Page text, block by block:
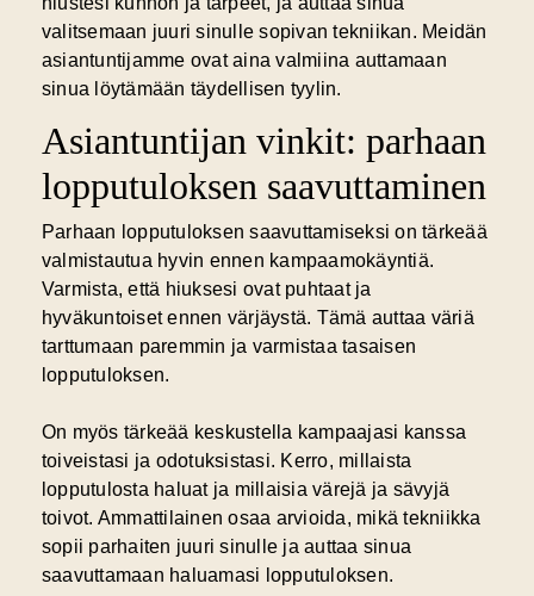
valitsemaan juuri sinulle sopivan tekniikan. Meidän
asiantuntijamme ovat aina valmiina auttamaan
sinua löytämään täydellisen tyylin.
Asiantuntijan vinkit: parhaan
lopputuloksen saavuttaminen
Parhaan lopputuloksen saavuttamiseksi on tärkeää
valmistautua hyvin ennen kampaamokäyntiä.
Varmista, että hiuksesi ovat puhtaat ja
hyväkuntoiset ennen värjäystä. Tämä auttaa väriä
tarttumaan paremmin ja varmistaa tasaisen
lopputuloksen.
On myös tärkeää keskustella kampaajasi kanssa
toiveistasi ja odotuksistasi. Kerro, millaista
lopputulosta haluat ja millaisia värejä ja sävyjä
toivot. Ammattilainen osaa arvioida, mikä tekniikka
sopii parhaiten juuri sinulle ja auttaa sinua
saavuttamaan haluamasi lopputuloksen.